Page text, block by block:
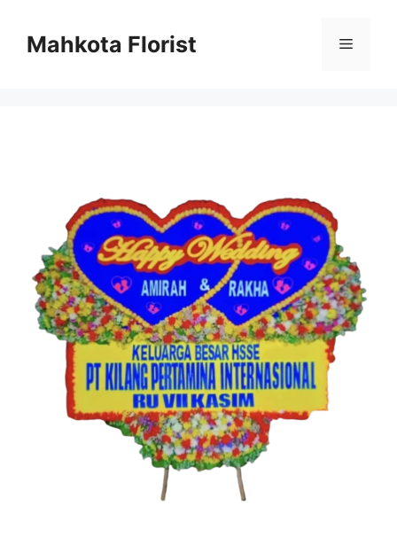
Mahkota Florist